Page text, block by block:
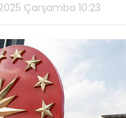
Çarşamba 10:23